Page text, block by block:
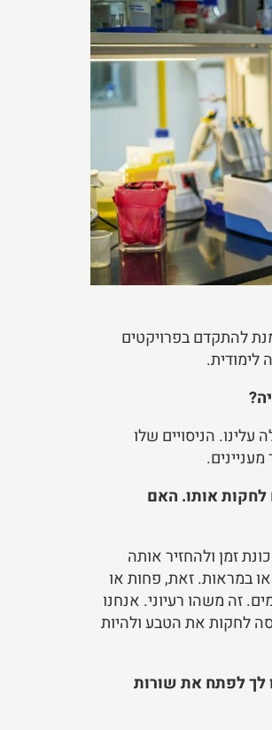
להתקדם בפרויקטים
לימודית.
הניסויים שלו
אותו. האם
זמן ולהחזיר אותה
או במראות. זאת, פחות או
זה משהו רעיוני. אנחנו
אתה מנסה לחקות את הטבע ולהיות
לך לפתח את שורות